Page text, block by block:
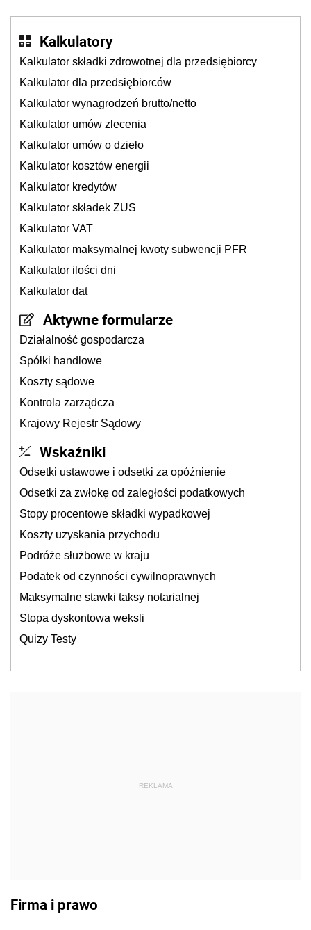
Kalkulatory
Kalkulator składki zdrowotnej dla przedsiębiorcy
Kalkulator dla przedsiębiorców
Kalkulator wynagrodzeń brutto/netto
Kalkulator umów zlecenia
Kalkulator umów o dzieło
Kalkulator kosztów energii
Kalkulator kredytów
Kalkulator składek ZUS
Kalkulator VAT
Kalkulator maksymalnej kwoty subwencji PFR
Kalkulator ilości dni
Kalkulator dat
Aktywne formularze
Działalność gospodarcza
Spółki handlowe
Koszty sądowe
Kontrola zarządcza
Krajowy Rejestr Sądowy
Wskaźniki
Odsetki ustawowe i odsetki za opóźnienie
Odsetki za zwłokę od zaległości podatkowych
Stopy procentowe składki wypadkowej
Koszty uzyskania przychodu
Podróże służbowe w kraju
Podatek od czynności cywilnoprawnych
Maksymalne stawki taksy notarialnej
Stopa dyskontowa weksli
Quizy Testy
REKLAMA
Firma i prawo